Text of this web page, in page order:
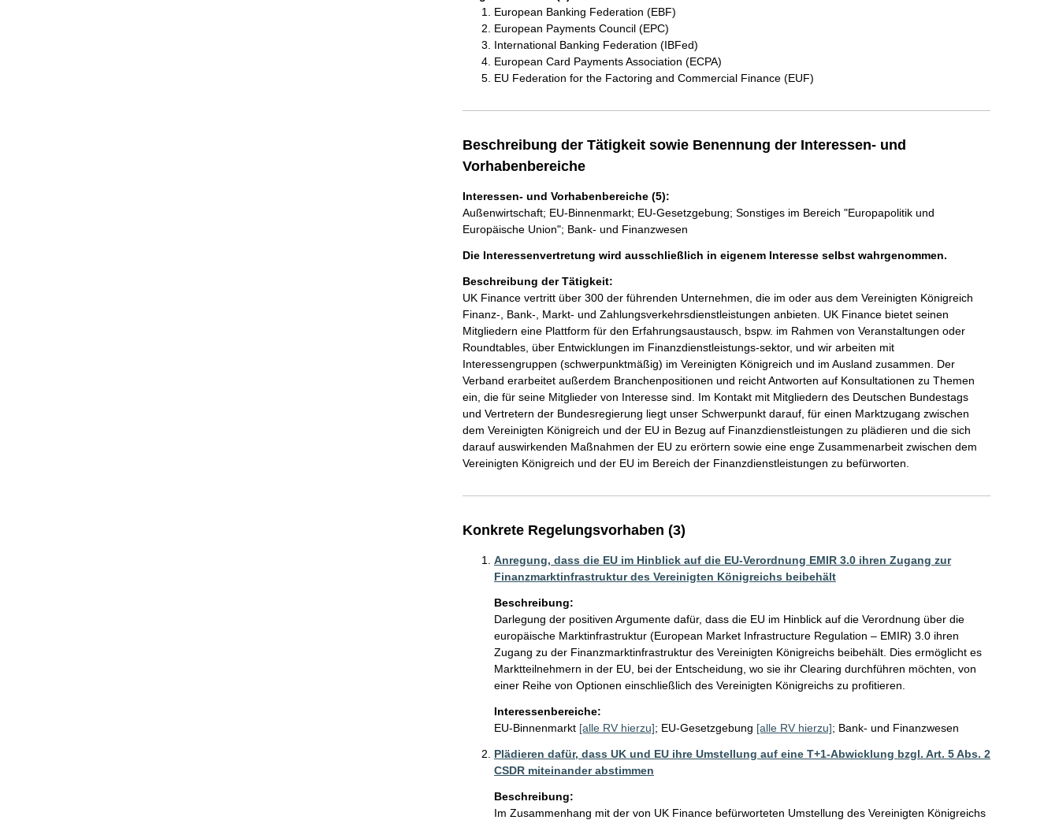
European Banking Federation (EBF)
European Payments Council (EPC)
International Banking Federation (IBFed)
European Card Payments Association (ECPA)
EU Federation for the Factoring and Commercial Finance (EUF)
Beschreibung der Tätigkeit sowie Benennung der Interessen- und
Vorhabenbereiche
Interessen- und Vorhabenbereiche (5):
Außenwirtschaft; EU-Binnenmarkt; EU-Gesetzgebung; Sonstiges im Bereich "Europapolitik und
Europäische Union"; Bank- und Finanzwesen
Die Interessenvertretung wird ausschließlich in eigenem Interesse selbst wahrgenommen.
Beschreibung der Tätigkeit:
UK Finance vertritt über 300 der führenden Unternehmen, die im oder aus dem Vereinigten Königreich
Finanz-, Bank-, Markt- und Zahlungsverkehrsdienstleistungen anbieten. UK Finance bietet seinen
Mitgliedern eine Plattform für den Erfahrungsaustausch, bspw. im Rahmen von Veranstaltungen oder
Roundtables, über Entwicklungen im Finanzdienstleistungs-sektor, und wir arbeiten mit
Interessengruppen (schwerpunktmäßig) im Vereinigten Königreich und im Ausland zusammen. Der
Verband erarbeitet außerdem Branchenpositionen und reicht Antworten auf Konsultationen zu Themen
ein, die für seine Mitglieder von Interesse sind. Im Kontakt mit Mitgliedern des Deutschen Bundestags
und Vertretern der Bundesregierung liegt unser Schwerpunkt darauf, für einen Marktzugang zwischen
dem Vereinigten Königreich und der EU in Bezug auf Finanzdienstleistungen zu plädieren und die sich
darauf auswirkenden Maßnahmen der EU zu erörtern sowie eine enge Zusammenarbeit zwischen dem
Vereinigten Königreich und der EU im Bereich der Finanzdienstleistungen zu befürworten.
Konkrete Regelungsvorhaben (3)
Anregung, dass die EU im Hinblick auf die EU-Verordnung EMIR 3.0 ihren Zugang zur
Finanzmarktinfrastruktur des Vereinigten Königreichs beibehält
Beschreibung:
Darlegung der positiven Argumente dafür, dass die EU im Hinblick auf die Verordnung über die
europäische Marktinfrastruktur (European Market Infrastructure Regulation – EMIR) 3.0 ihren
Zugang zu der Finanzmarktinfrastruktur des Vereinigten Königreichs beibehält. Dies ermöglicht es
Marktteilnehmern in der EU, bei der Entscheidung, wo sie ihr Clearing durchführen möchten, von
einer Reihe von Optionen einschließlich des Vereinigten Königreichs zu profitieren.
Interessenbereiche:
EU-Binnenmarkt [alle RV hierzu]; EU-Gesetzgebung [alle RV hierzu]; Bank- und Finanzwesen
Plädieren dafür, dass UK und EU ihre Umstellung auf eine T+1-Abwicklung bzgl. Art. 5 Abs. 2
CSDR miteinander abstimmen
Beschreibung:
Im Zusammenhang mit der von UK Finance befürworteten Umstellung des Vereinigten Königreichs